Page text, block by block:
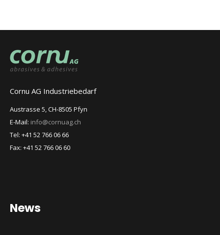
Cornu AG Industriebedarf
Austrasse 5, CH-8505 Pfyn
E-Mail: info@cornuag.ch
Tel: +41 52 766 06 66
Fax: +41 52 766 06 60
News